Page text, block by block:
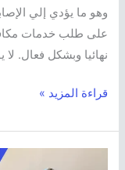
وهو ما يؤدي إلي
على طلب خدمات
نهائيا وبشكل فعال. لا
قراءة المزيد »